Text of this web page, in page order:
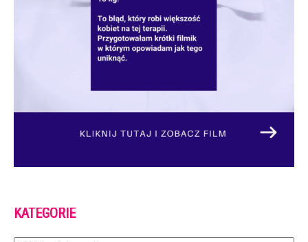
KATEGORIE
Kategorie